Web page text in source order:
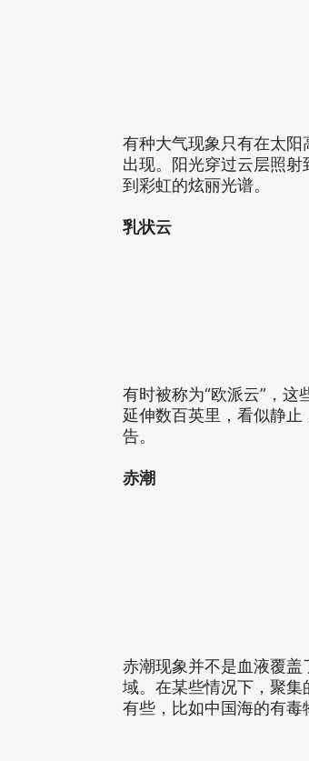
有种大气现象只有在太
出现。阳光穿过云层照
到彩虹的炫丽光谱。
乳状云
有时被称为“欧派云”，
延伸数百英里，看似静
告。
赤潮
赤潮现象并不是血液覆
域。在某些情况下，聚
有些，比如中国海的有毒